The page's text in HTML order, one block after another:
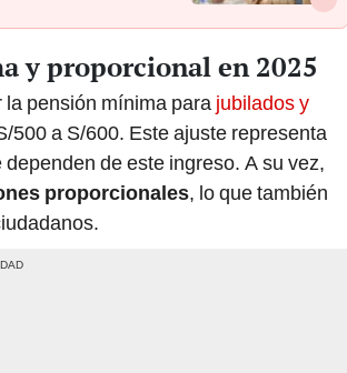
y proporcional en 2025
pensión mínima para jubilados y
500 a S/600. Este ajuste representa
de este ingreso. A su vez,
proporcionales, lo que también